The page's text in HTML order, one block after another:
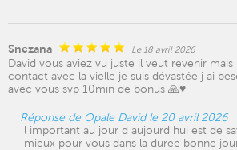
Snezana Le 18 avril 2026
David vous aviez vu juste il veut revenir
contact avec la vielle je suis dévastée j ai
avec vous svp 10min de bonus 🙏♥️
Réponse de Opale David le 20 avril 2026
l important au jour d aujourd hui est de
mieux pour vous dans la duree bonne